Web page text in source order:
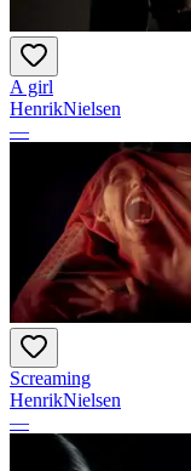
A girl
HenrikNielsen
—
Screaming
HenrikNielsen
—